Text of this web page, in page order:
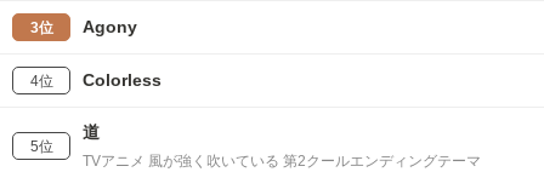
3位 Agony
4位 Colorless
5位
道
TVアニメ 風が強く吹いている 第2クールエンディングテーマ